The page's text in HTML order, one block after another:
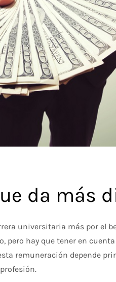
da más
universitaria más por el
pero hay que tener en
remuneración depende